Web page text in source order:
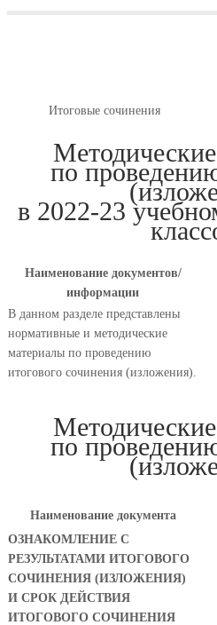
Итоговые сочинения
по
в 2022-23
Наименование документов/
информации
В данном разделе представлены
нормативные и методические
материалы по проведению
итогового сочинения (изложения).
по
Наименование документа
ОЗНАКОМЛЕНИЕ С
РЕЗУЛЬТАТАМИ ИТОГОВОГО
СОЧИНЕНИЯ (ИЗЛОЖЕНИЯ)
И СРОК ДЕЙСТВИЯ
ИТОГОВОГО СОЧИНЕНИЯ